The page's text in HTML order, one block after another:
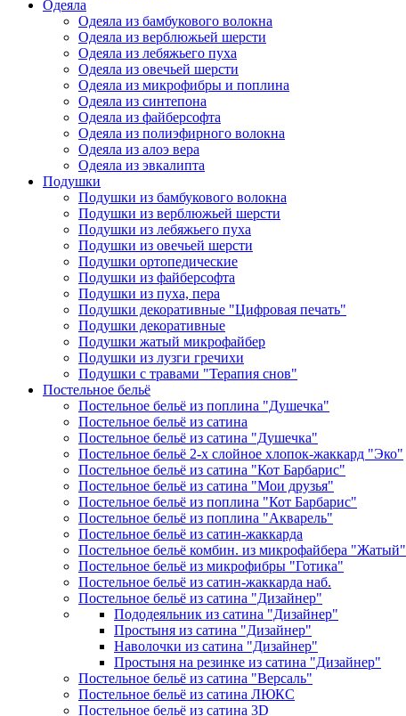
Одеяла
Одеяла из бамбукового волокна
Одеяла из верблюжьей шерсти
Одеяла из лебяжьего пуха
Одеяла из овечьей шерсти
Одеяла из микрофибры и поплина
Одеяла из синтепона
Одеяла из файберсофта
Одеяла из полиэфирного волокна
Одеяла из алоэ вера
Одеяла из эвкалипта
Подушки
Подушки из бамбукового волокна
Подушки из верблюжьей шерсти
Подушки из лебяжьего пуха
Подушки из овечьей шерсти
Подушки ортопедические
Подушки из файберсофта
Подушки из пуха, пера
Подушки декоративные "Цифровая печать"
Подушки декоративные
Подушки жатый микрофайбер
Подушки из лузги гречихи
Подушки с травами "Терапия снов"
Постельное бельё
Постельное бельё из поплина "Душечка"
Постельное бельё из сатина
Постельное бельё из сатина "Душечка"
Постельное бельё 2-х слойное хлопок-жаккард "Эко"
Постельное бельё из сатина "Кот Барбарис"
Постельное бельё из сатина "Мои друзья"
Постельное бельё из поплина "Кот Барбарис"
Постельное бельё из поплина "Акварель"
Постельное бельё из сатин-жаккарда
Постельное бельё комбин. из микрофайбера "Жатый"
Постельное бельё из микрофибры "Готика"
Постельное бельё из сатин-жаккарда наб.
Постельное бельё из сатина "Дизайнер"
Пододеяльник из сатина "Дизайнер"
Простыня из сатина "Дизайнер"
Наволочки из сатина "Дизайнер"
Простыня на резинке из сатина "Дизайнер"
Постельное бельё из сатина "Версаль"
Постельное бельё из сатина ЛЮКС
Постельное бельё из сатина 3D